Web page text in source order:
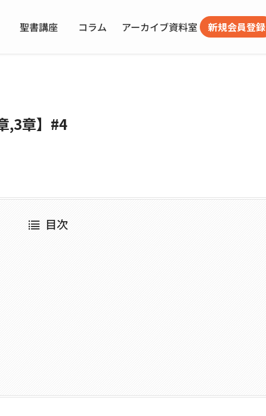
聖書講座 コラム アーカイブ資料室 新規会員登録
,3章】#4
目次